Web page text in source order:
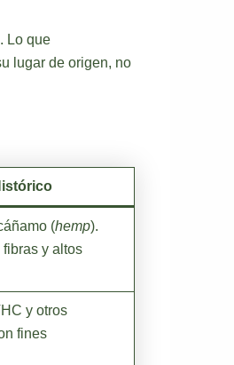
. Lo que
lugar de origen, no
(hemp).
y altos
y otros
fines